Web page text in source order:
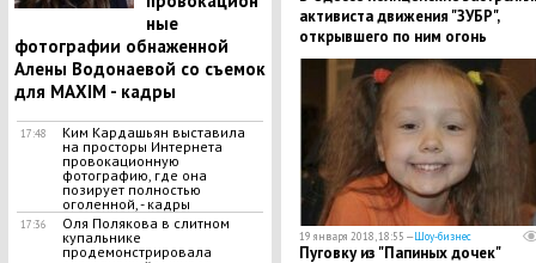
ные
фотографии обнаженной
Алены Водонаевой со съемок
для MAXIM - кадры
17:48
Ким Кардашьян выставила
на просторы Интернета
провокационную
фотографию, где она
позирует полностью
оголенной, - кадры
17:36
Оля Полякова в слитном
купальнике
продемонстрировала
активиста движения "ЗУБР",
открывшего по ним огонь
19 января 2018, 18:55 —Шоу-бизнес
​Пуговку из "Папиных дочек"